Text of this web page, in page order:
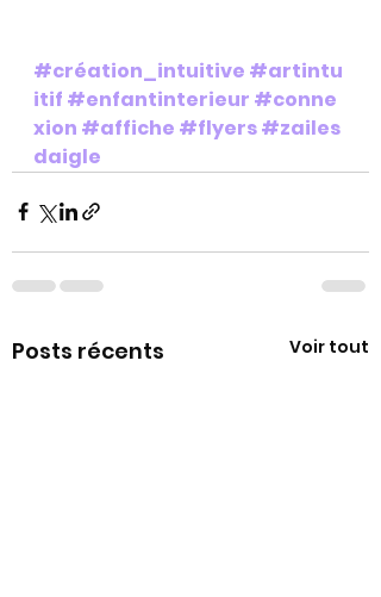
#création_intuitive #artintu
itif #enfantinterieur #conne
xion #affiche #flyers#zailes
daigle
Posts récents Voir tout